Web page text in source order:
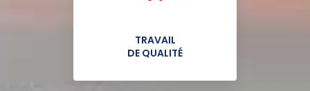
TRAVAIL
DE QUALITÉ